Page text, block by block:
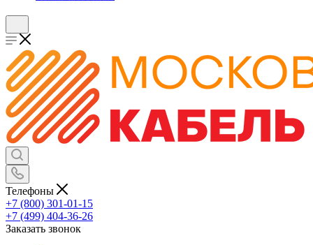
Телефоны
+7 (800) 301-01-15
+7 (499) 404-36-26
Заказать звонок